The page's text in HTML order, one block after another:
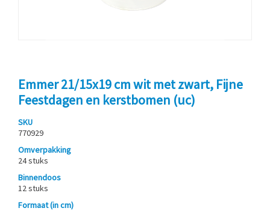
Emmer 21/15x19 cm wit met zwart, Fijne
Feestdagen en kerstbomen (uc)
SKU
770929
Omverpakking
24 stuks
Binnendoos
12 stuks
Formaat (in cm)